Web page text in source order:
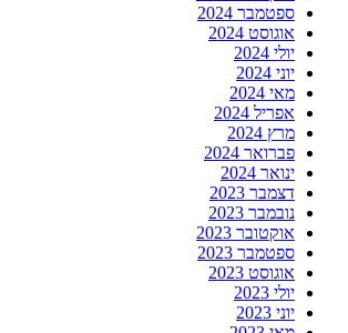
ספטמבר 2024
אוגוסט 2024
יולי 2024
יוני 2024
מאי 2024
אפריל 2024
מרץ 2024
פברואר 2024
ינואר 2024
דצמבר 2023
נובמבר 2023
אוקטובר 2023
ספטמבר 2023
אוגוסט 2023
יולי 2023
יוני 2023